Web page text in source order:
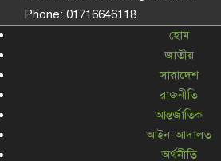
Phone: 01716646118
হোম
জাতীয়
সারাদেশ
রাজনীতি
আন্তর্জাতিক
আইন-আদালত
অর্থনীতি